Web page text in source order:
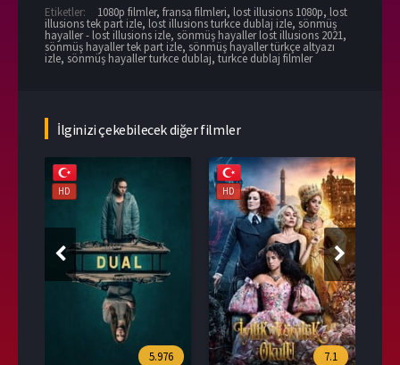
Etiketler: 1080p filmler, fransa filmleri, lost illusions 1080p, lost
illusions tek part izle, lost illusions turkce dublaj izle, sönmüş
hayaller - lost illusions izle, sönmüş hayaller lost illusions 2021,
sönmüş hayaller tek part izle, sönmüş hayaller türkçe altyazı
izle, sönmüş hayaller turkce dublaj, turkce dublaj filmler
İlginizi çekebilecek diğer filmler
HD
5.976
HD
7.1